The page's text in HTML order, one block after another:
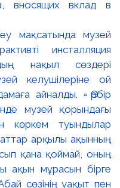
вносящих вклад в